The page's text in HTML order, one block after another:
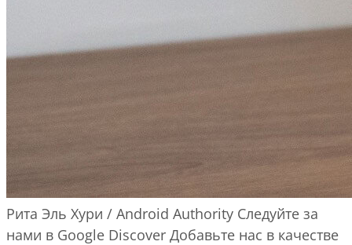
Рита Эль Хури / Android Authority Следуйте за
нами в Google Discover Добавьте нас в качестве